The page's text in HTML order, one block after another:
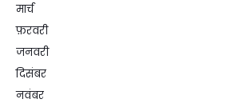
मार्च
फ़रवरी
जनवरी
दिसंबर
नवंबर